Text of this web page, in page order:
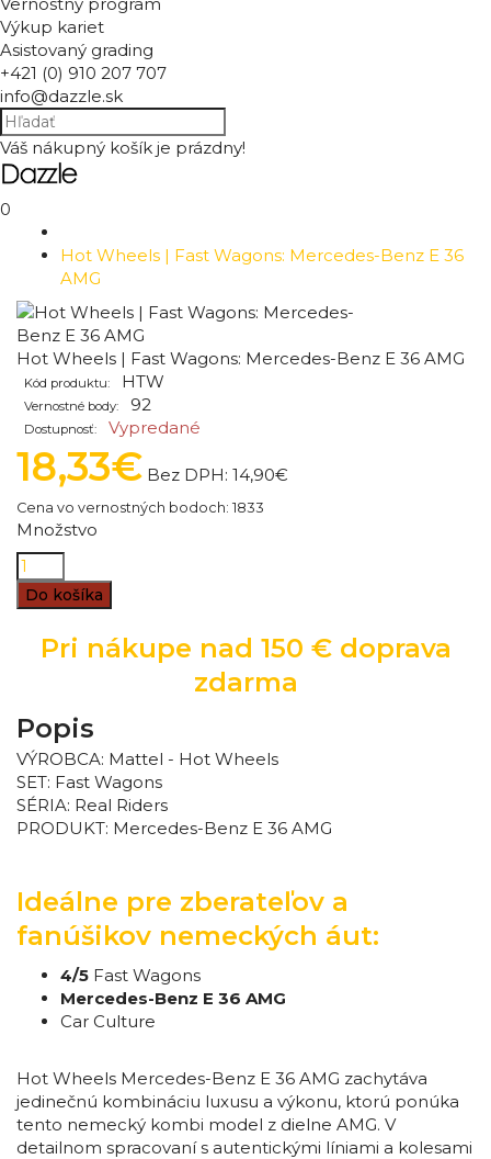
Výkup kariet
Asistovaný grading
+421 (0) 910 207 707
info@dazzle.sk
Váš nákupný košík je prázdny!
0
Hot Wheels | Fast Wagons: Mercedes-Benz E 36
AMG
Hot Wheels | Fast Wagons: Mercedes-Benz E 36 AMG
Kód produktu: HTW
Vernostné body: 92
Dostupnosť: Vypredané
18,33€ Bez DPH: 14,90€
Cena vo vernostných bodoch: 1833
Množstvo
Do košíka
Pri nákupe nad 150 € doprava
zdarma
Popis
VÝROBCA: Mattel - Hot Wheels
SET: Fast Wagons
SÉRIA: Real Riders
PRODUKT: Mercedes-Benz E 36 AMG
Ideálne pre zberateľov a
fanúšikov nemeckých áut:
4/5 Fast Wagons
Mercedes-Benz E 36 AMG
Car Culture
Hot Wheels Mercedes-Benz E 36 AMG zachytáva
jedinečnú kombináciu luxusu a výkonu, ktorú ponúka
tento nemecký kombi model z dielne AMG. V
detailnom spracovaní s autentickými líniami a kolesami